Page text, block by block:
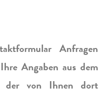
Anfragen
Angaben aus dem
der von Ihnen dort